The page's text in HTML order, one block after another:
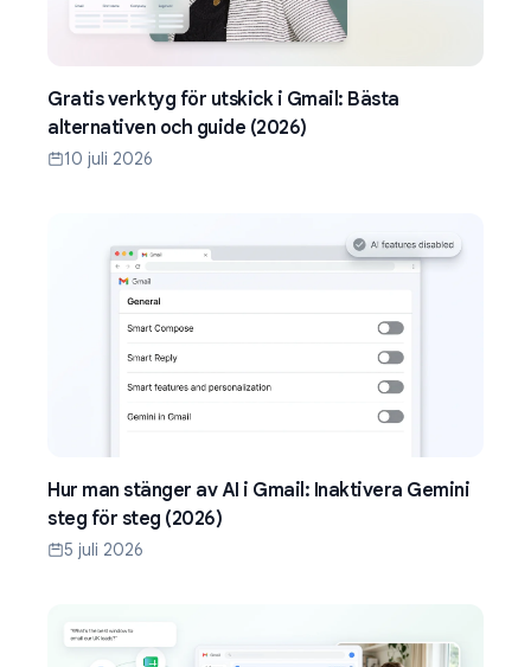
Gratis verktyg för utskick i Gmail: Bästa
alternativen och guide (2026)
10 juli 2026
Hur man stänger av AI i Gmail: Inaktivera Gemini
steg för steg (2026)
5 juli 2026